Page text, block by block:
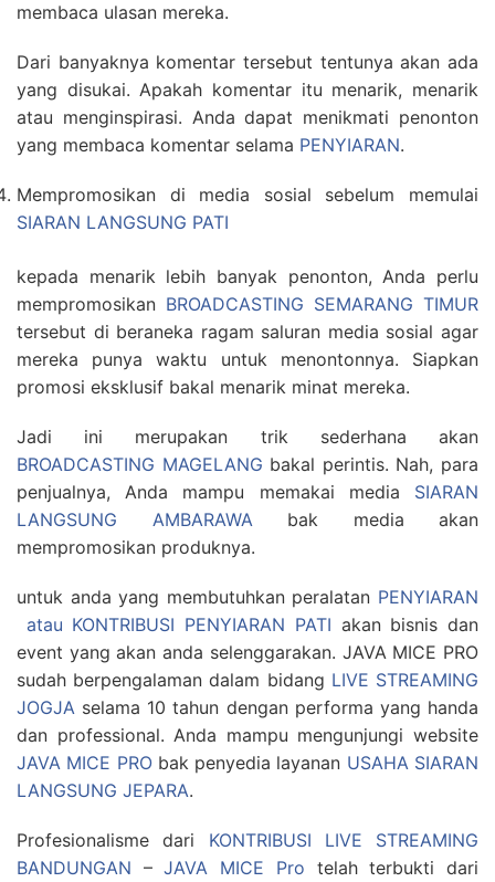
membaca ulasan mereka.
Dari banyaknya komentar tersebut tentunya akan ada
yang disukai. Apakah komentar itu menarik, menarik
atau menginspirasi. Anda dapat menikmati penonton
yang membaca komentar selama PENYIARAN.
Mempromosikan di media sosial sebelum memulai
SIARAN LANGSUNG PATI
kepada menarik lebih banyak penonton, Anda perlu
mempromosikan BROADCASTING SEMARANG TIMUR
tersebut di beraneka ragam saluran media sosial agar
mereka punya waktu untuk menontonnya. Siapkan
promosi eksklusif bakal menarik minat mereka.
Jadi ini merupakan trik sederhana akan
BROADCASTING MAGELANG bakal perintis. Nah, para
penjualnya, Anda mampu memakai media SIARAN
LANGSUNG AMBARAWAbak media akan
mempromosikan produknya.
untuk anda yang membutuhkan peralatan PENYIARAN
atau KONTRIBUSI PENYIARAN PATI akan bisnis dan
event yang akan anda selenggarakan. JAVA MICE PRO
sudah berpengalaman dalam bidang LIVE STREAMING
JOGJA selama 10 tahun dengan performa yang handa
dan professional. Anda mampu mengunjungi website
JAVA MICE PRObak penyedia layanan USAHA SIARAN
LANGSUNG JEPARA.
Profesionalisme dari KONTRIBUSI LIVE STREAMING
BANDUNGAN –JAVA MICE Pro telah terbukti dari